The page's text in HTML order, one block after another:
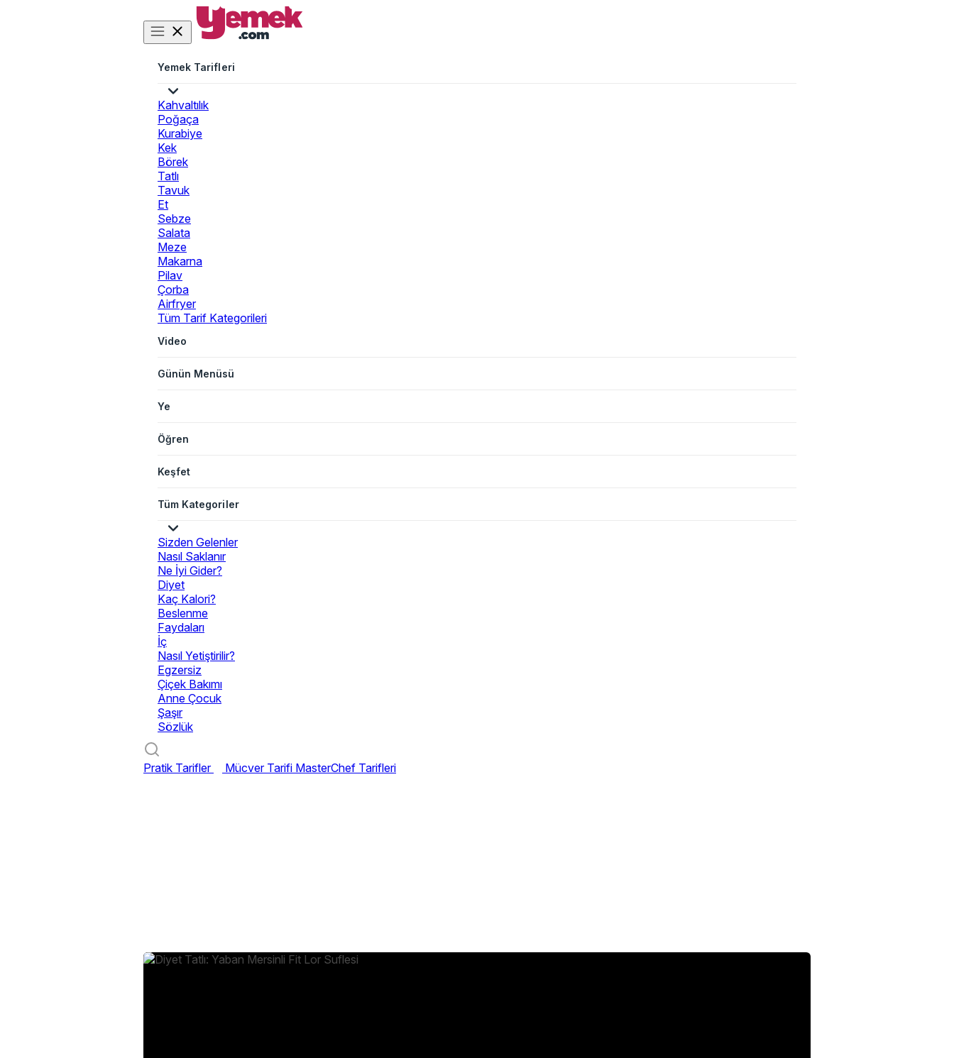
Yemek Tarifleri
Kahvaltılık
Poğaça
Kurabiye
Kek
Börek
Tatlı
Tavuk
Et
Sebze
Salata
Meze
Makarna
Pilav
Çorba
Airfryer
Tüm Tarif Kategorileri
Video
Günün Menüsü
Ye
Öğren
Keşfet
Tüm Kategoriler
Sizden Gelenler
Nasıl Saklanır
Ne İyi Gider?
Diyet
Kaç Kalori?
Beslenme
Faydaları
İç
Nasıl Yetiştirilir?
Egzersiz
Çiçek Bakımı
Anne Çocuk
Şaşır
Sözlük
Pratik Tarifler Mücver Tarifi MasterChef Tarifleri